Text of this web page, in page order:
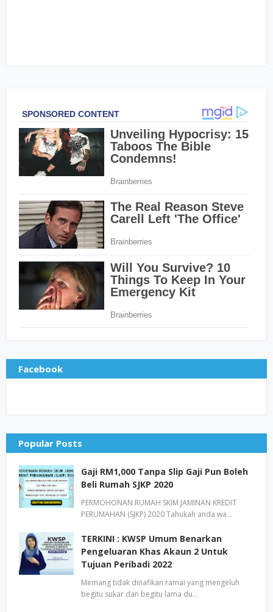
Facebook
Popular Posts
Gaji RM1,000 Tanpa Slip Gaji Pun Boleh
Beli Rumah SJKP 2020
PERMOHONAN RUMAH SKIM JAMINAN KREDIT
PERUMAHAN (SJKP) 2020 Tahukah anda wa…
TERKINI : KWSP Umum Benarkan
Pengeluaran Khas Akaun 2 Untuk
Tujuan Peribadi 2022
Memang tidak dinafikan ramai yang mengeluh
begitu sukar dan begitu lama du…